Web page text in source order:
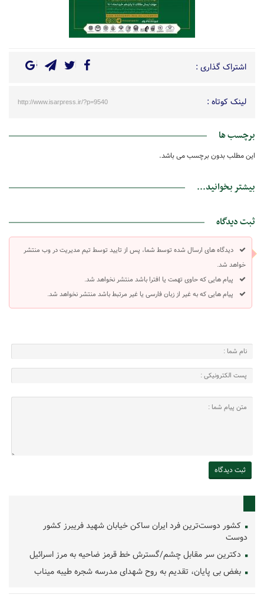
اشتراک گذاری :
لینک کوتاه : http://www.isarpress.ir/?p=9540
برچسب ها
این مطلب بدون برچسب می باشد.
بیشتر بخوانید...
ثبت دیدگاه
دیدگاه های ارسال شده توسط شما، پس از تایید توسط تیم مدیریت در وب منتشر
خواهد شد.
پیام هایی که حاوی تهمت یا افترا باشد منتشر نخواهد شد.
پیام هایی که به غیر از زبان فارسی یا غیر مرتبط باشد منتشر نخواهد شد.
کشور دوست‌ترین فرد ایران ساکن خیابان شهید فریبرز کشور
دوست
دکترین سر مقابل چشم/گسترش خط قرمز ضاحیه به مرز اسرائیل
بغض بی پایان، تقدیم به روح شهدای مدرسه شجره طیبه میناب